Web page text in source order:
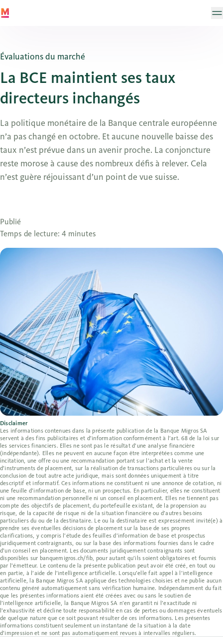
Évaluations du marché
La BCE maintient ses taux
directeurs inchangés
La politique monétaire de la Banque centrale européenne
n’a pas changé en octobre. Et aucune nouvelle baisse des
taux n’est prévue dans un avenir proche. La conjoncture
reste morose à cause des nombreux défis à relever. Cela
n’est guère réjouissant d’un point de vue suisse.
Publié
Temps de lecture: 4 minutes
Disclaimer
Les informations contenues dans la présente publication de la Banque Migros SA
servent à des fins publicitaires et d’information conformément à l’art. 68 de la loi sur
les services financiers. Elles ne sont pas le résultat d’une analyse financière
(indépendante). Elles ne peuvent en aucune façon être interprétées comme une
incitation, une offre ou une recommandation portant sur l’achat et la vente
d’instruments de placement, sur la réalisation de transactions particulières ou sur la
conclusion de tout autre acte juridique, mais sont données uniquement à titre
descriptif et informatif. Ces informations ne constituent ni une annonce de cotation, ni
une feuille d’information de base, ni un prospectus. En particulier, elles ne constituent
ni une recommandation personnelle ni un conseil en placement. Elles ne tiennent pas
compte des objectifs de placement, du portefeuille existant, de la propension au
risque, de la capacité de risque ni de la situation financière ou d’autres besoins
particuliers du ou de la destinataire. Le ou la destinataire est expressément invité(e) à
prendre ses éventuelles décisions de placement sur la base de ses propres
clarifications, y compris l’étude des feuilles d’information de base et prospectus
juridiquement contraignants, ou sur la base des informations fournies dans le cadre
d’un conseil en placement. Les documents juridiquement contraignants sont
disponibles sur banquemigros.ch/fib, pour autant qu’ils soient obligatoires et fournis
par l’émetteur. Le contenu de la présente publication peut avoir été créé, en tout ou
en partie, à l’aide de l’intelligence artificielle. Lorsqu’elle fait appel à l’intelligence
artificielle, la Banque Migros SA applique des technologies choisies et ne publie aucun
contenu généré automatiquement sans vérification humaine. Indépendamment du fait
que les présentes informations aient été créées avec ou sans le soutien de
l’intelligence artificielle, la Banque Migros SA n’en garantit ni l’exactitude ni
l’exhaustivité et décline toute responsabilité en cas de pertes ou dommages éventuels
de quelque nature que ce soit pouvant résulter de ces informations. Les présentes
informations constituent seulement un instantané de la situation à la date
d’impression et ne sont pas automatiquement revues à intervalles réguliers.